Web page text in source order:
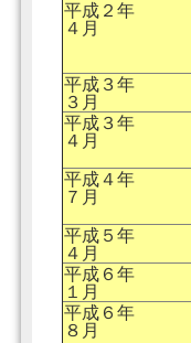
平成２年
４月
平成３年
３月
平成３年
４月
平成４年
７月
平成５年
４月
平成６年
１月
平成６年
８月